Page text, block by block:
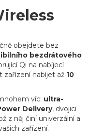
obejdete bez
bezdrátového
Qi na nabíjecí
zařízení nabíjet až 10
víc: ultra-
Delivery, dvojici
z něj činí univerzální a
zařízení.